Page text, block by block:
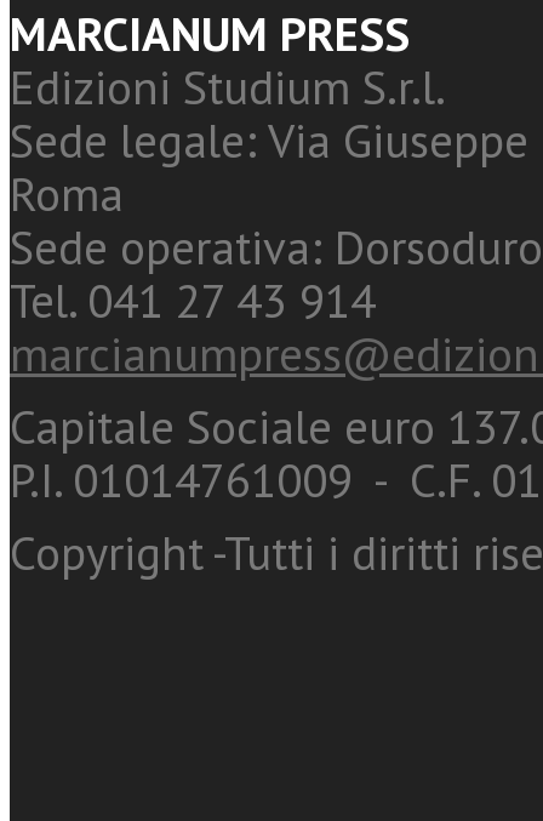
MARCIANUM PRESS
Edizioni Studium S.r.l.
Sede legale: Via
Roma
Sede operativa:
Tel. 041 27 43 914
Capitale Sociale euro
P.I. 01014761009 - C.F.
Copyright -Tutti i diritti